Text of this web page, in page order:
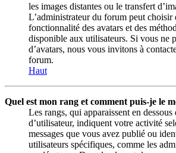
les images distantes ou le transfert
L’administrateur du forum peut choisir
fonctionnalité des avatars et des
disponible aux utilisateurs. Si vous ne
d’avatars, nous vous invitons à
forum.
Haut
Quel est mon rang et comment puis-je le
Les rangs, qui apparaissent en
d’utilisateur, indiquent votre activité
messages que vous avez publié ou
utilisateurs spécifiques, comme les